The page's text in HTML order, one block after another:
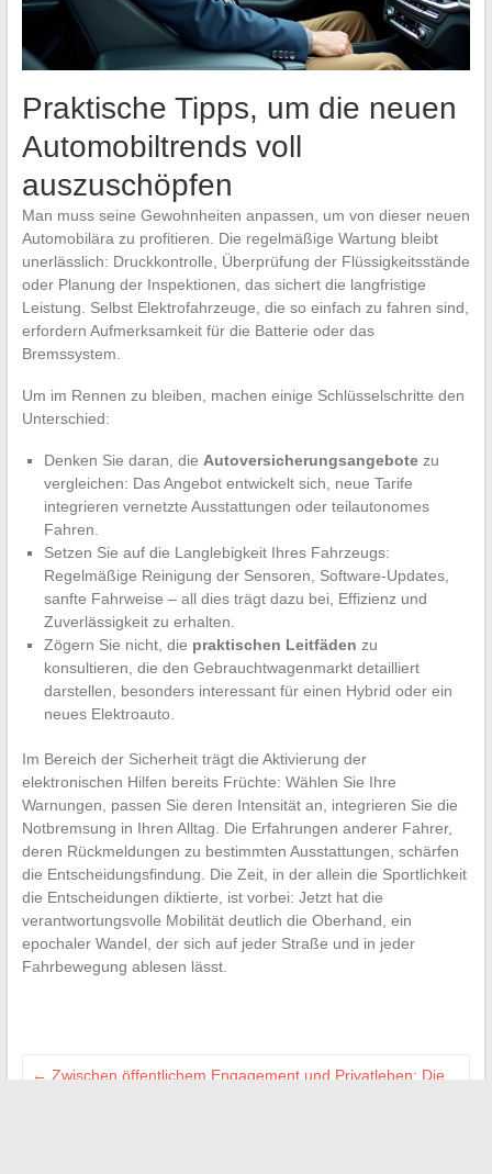
Praktische Tipps, um die neuen
Automobiltrends voll
auszuschöpfen
Man muss seine Gewohnheiten anpassen, um von dieser neuen
Automobilära zu profitieren. Die regelmäßige Wartung bleibt
unerlässlich: Druckkontrolle, Überprüfung der Flüssigkeitsstände
oder Planung der Inspektionen, das sichert die langfristige
Leistung. Selbst Elektrofahrzeuge, die so einfach zu fahren sind,
erfordern Aufmerksamkeit für die Batterie oder das
Bremssystem.
Um im Rennen zu bleiben, machen einige Schlüsselschritte den
Unterschied:
Denken Sie daran, die Autoversicherungsangebotezu
vergleichen: Das Angebot entwickelt sich, neue Tarife
integrieren vernetzte Ausstattungen oder teilautonomes
Fahren.
Setzen Sie auf die Langlebigkeit Ihres Fahrzeugs:
Regelmäßige Reinigung der Sensoren, Software-Updates,
sanfte Fahrweise – all dies trägt dazu bei, Effizienz und
Zuverlässigkeit zu erhalten.
Zögern Sie nicht, die praktischen Leitfäden zu
konsultieren, die den Gebrauchtwagenmarkt detailliert
darstellen, besonders interessant für einen Hybrid oder ein
neues Elektroauto.
Im Bereich der Sicherheit trägt die Aktivierung der
elektronischen Hilfen bereits Früchte: Wählen Sie Ihre
Warnungen, passen Sie deren Intensität an, integrieren Sie die
Notbremsung in Ihren Alltag. Die Erfahrungen anderer Fahrer,
deren Rückmeldungen zu bestimmten Ausstattungen, schärfen
die Entscheidungsfindung. Die Zeit, in der allein die Sportlichkeit
die Entscheidungen diktierte, ist vorbei: Jetzt hat die
verantwortungsvolle Mobilität deutlich die Oberhand, ein
epochaler Wandel, der sich auf jeder Straße und in jeder
Fahrbewegung ablesen lässt.
← Zwischen öffentlichem Engagement und Privatleben: Die